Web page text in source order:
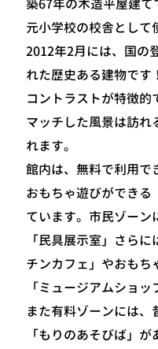
築67年の木造平屋建
元小学校の校舎として
2012年2月には、国の
れた歴史ある建物です
コントラストが特徴
マッチした風景は訪れ
れます。
館内は、無料で利用で
おもちゃ遊びができる
ています。市民ゾーン
「民具展示室」さら
チンカフェ」やおもち
「ミュージアムショ
また有料ゾーンには
「もりのあそびば」